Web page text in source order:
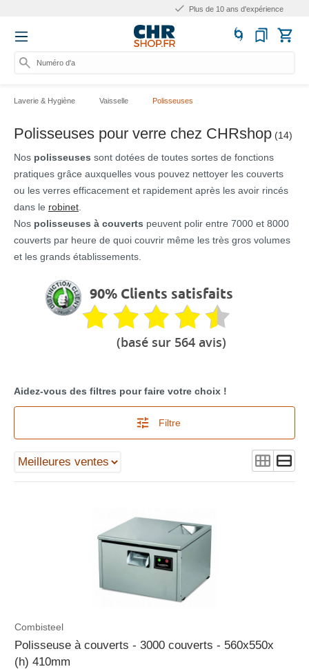
Plus de 10 ans d'expérience
Numéro d'articl
Laverie & Hygiène Vaisselle Polisseuses
Polisseuses pour verre chez CHRshop (14)
Nos polisseuses sont dotées de toutes sortes de fonctions
pratiques grâce auxquelles vous pouvez nettoyer les couverts
ou les verres efficacement et rapidement après les avoir rincés
dans le robinet
Nos polisseuses à couverts peuvent polir entre 7000 et 8000
couverts par heure de quoi couvrir même les très gros volumes
et les grands établissements.
90% Clients satisfaits
(basé sur 564 avis)
Aidez-vous des filtres pour faire votre choix !
Filtre
Combisteel
Polisseuse à couverts - 3000 couverts - 560x550x
(h) 410mm